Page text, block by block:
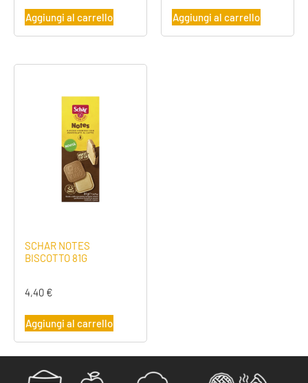
Aggiungi al carrello Aggiungi al carrello
SCHAR NOTES
BISCOTTO 81G
4,40 €
Aggiungi al carrello